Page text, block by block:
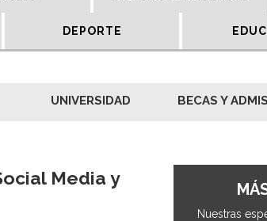
DEPORTE
UNIVERSIDAD BECAS Y
Media y
Nuestras